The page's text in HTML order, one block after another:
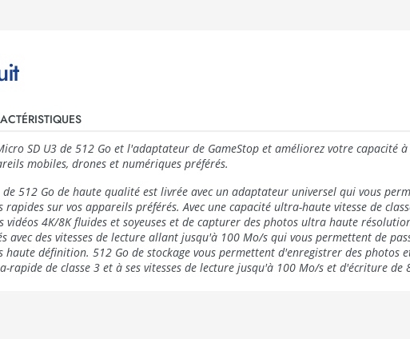
SD U3 de 512 Go et l'adaptateur de GameStop et améliorez votre
mobiles, drones et numériques préférés.
de 512 Go de haute qualité est livrée avec un adaptateur universel qui vous
sur vos appareils préférés. Avec une capacité ultra-haute vitesse de
vidéos 4K/8K fluides et soyeuses et de capturer des photos ultra haute
avec des vitesses de lecture allant jusqu'à 100 Mo/s qui vous permettent de
haute définition. 512 Go de stockage vous permettent d'enregistrer des
rapide de classe 3 et à ses vitesses de lecture jusqu'à 100 Mo/s et d'écriture